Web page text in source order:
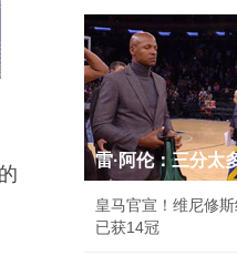
雷·阿伦：三分太
皇马官宣！维尼修
已获14冠